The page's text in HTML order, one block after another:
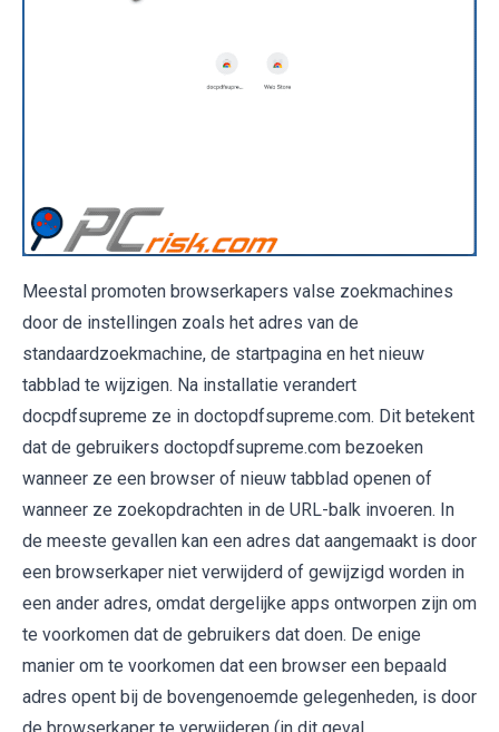
Meestal promoten browserkapers valse zoekmachines
door de instellingen zoals het adres van de
standaardzoekmachine, de startpagina en het nieuw
tabblad te wijzigen. Na installatie verandert
docpdfsupreme ze in doctopdfsupreme.com. Dit betekent
dat de gebruikers doctopdfsupreme.com bezoeken
wanneer ze een browser of nieuw tabblad openen of
wanneer ze zoekopdrachten in de URL-balk invoeren. In
de meeste gevallen kan een adres dat aangemaakt is door
een browserkaper niet verwijderd of gewijzigd worden in
een ander adres, omdat dergelijke apps ontworpen zijn om
te voorkomen dat de gebruikers dat doen. De enige
manier om te voorkomen dat een browser een bepaald
adres opent bij de bovengenoemde gelegenheden, is door